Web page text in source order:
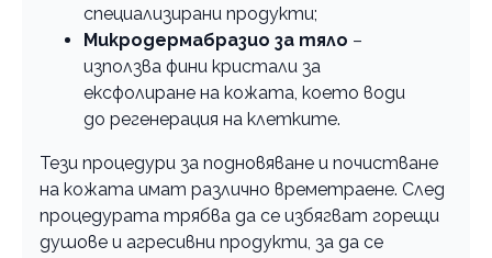
специализирани продукти;
Микродермабразио за тяло –
използва фини кристали за
ексфолиране на кожата, което води
до регенерация на клетките.
Тези процедури за подновяване и почистване
на кожата имат различно времетраене. След
процедурата трябва да се избягват горещи
душове и агресивни продукти, за да се